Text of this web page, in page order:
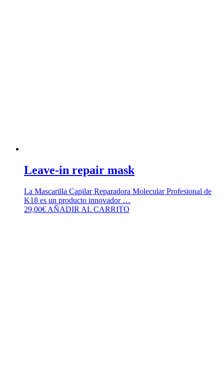
Leave-in repair mask
La Mascarilla Capilar Reparadora Molecular Profesional de
K18 es un producto innovador …
29,00€ AÑADIR AL CARRITO